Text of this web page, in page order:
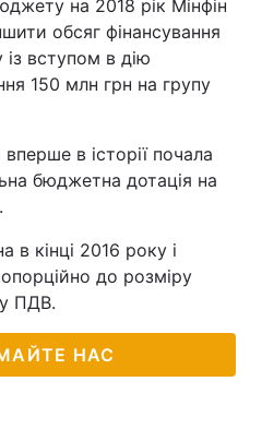
на 2018 рік Мінфін
обсяг фінансування
вступом в дію
150 млн грн на групу
в історії почала
бюджетна дотація на
в кінці 2016 року і
до розміру
ПДВ.
НАС